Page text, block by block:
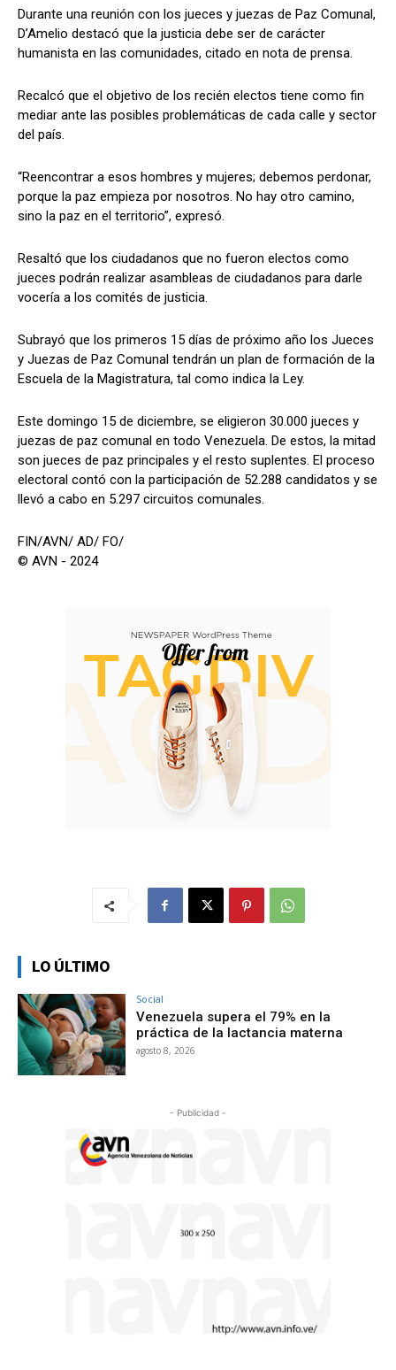
Durante una reunión con los jueces y juezas de Paz Comunal,
D’Amelio destacó que la justicia debe ser de carácter
humanista en las comunidades, citado en nota de prensa.
Recalcó que el objetivo de los recién electos tiene como fin
mediar ante las posibles problemáticas de cada calle y sector
del país.
“Reencontrar a esos hombres y mujeres; debemos perdonar,
porque la paz empieza por nosotros. No hay otro camino,
sino la paz en el territorio”, expresó.
Resaltó que los ciudadanos que no fueron electos como
jueces podrán realizar asambleas de ciudadanos para darle
vocería a los comités de justicia.
Subrayó que los primeros 15 días de próximo año los Jueces
y Juezas de Paz Comunal tendrán un plan de formación de la
Escuela de la Magistratura, tal como indica la Ley.
Este domingo 15 de diciembre, se eligieron 30.000 jueces y
juezas de paz comunal en todo Venezuela. De estos, la mitad
son jueces de paz principales y el resto suplentes. El proceso
electoral contó con la participación de 52.288 candidatos y se
llevó a cabo en 5.297 circuitos comunales.
FIN/AVN/ AD/ FO/
© AVN - 2024
LO ÚLTIMO
Social
Venezuela supera el 79% en la
práctica de la lactancia materna
agosto 8, 2026
- Publicidad -